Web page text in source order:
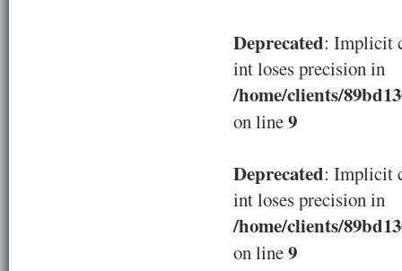
Deprecated: Implicit
int loses precision in
/home/clients/
on line9
Deprecated: Implicit
int loses precision in
/home/clients/
on line9